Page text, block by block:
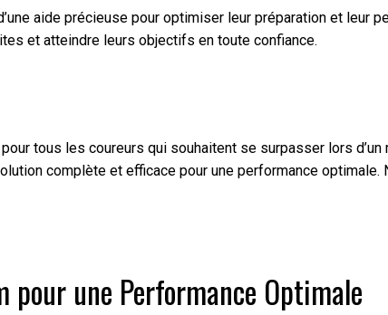
aide précieuse pour optimiser leur préparation et leur
et atteindre leurs objectifs en toute confiance.
tous les coureurs qui souhaitent se surpasser lors
complète et efficace pour une performance optimale.
pour une Performance Optimale